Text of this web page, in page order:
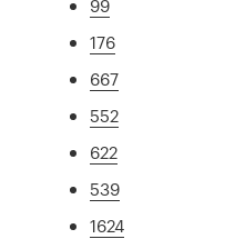
99
176
667
552
622
539
1624